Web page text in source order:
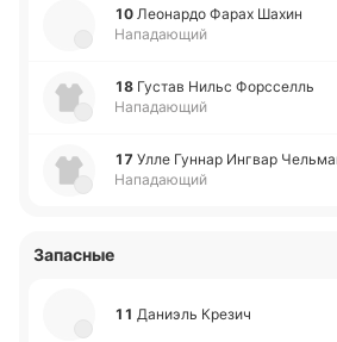
10 Лео­на­рдо Фарах Шахин
Нападающий
18 Густав Нильс Фо­рсселль
Нападающий
17 Улле Гуннар Ингвар
Нападающий
Запасные
11 Да­ниэль Крезич